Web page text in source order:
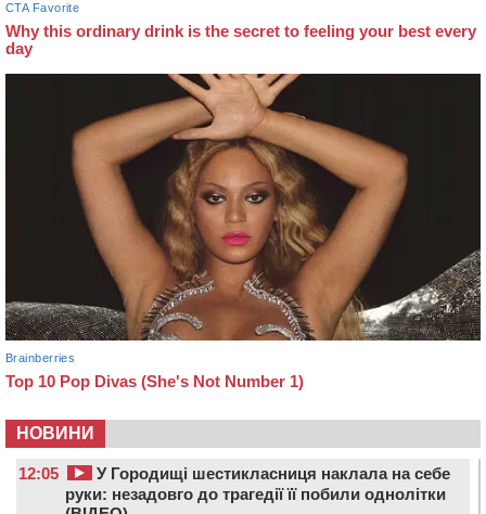
НОВИНИ
12:05
У Городищі шестикласниця наклала на себе
руки: незадовго до трагедії її побили однолітки